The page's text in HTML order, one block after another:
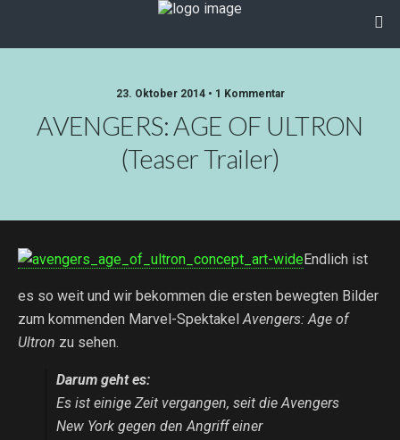
23. Oktober 2014 • 1 Kommentar
AVENGERS: AGE OF ULTRON
(Teaser Trailer)
Endlich ist
es so weit und wir bekommen die ersten bewegten Bilder
zum kommenden Marvel-SpektakelAvengers: Age of
Ultron zu sehen.
Darum geht es:
Es ist einige Zeit vergangen, seit die Avengers
New York gegen den Angriff einer